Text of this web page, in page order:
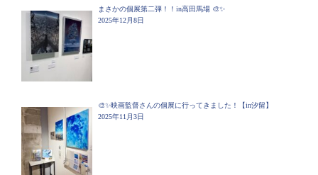
まさかの個展第二弾！！in高田馬場 🎨✨
2025年12月8日
🎨✨映画監督さんの個展に行ってきました！【in汐留】
2025年11月3日